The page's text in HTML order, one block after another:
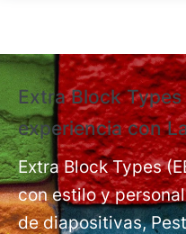
Extra Block
experiencia con
Extra Block Types
con estilo y
de diapositivas,